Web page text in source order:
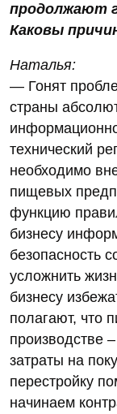
продолжают
Каковы
Наталья:
— Гонят
страны
технический
необходимо
пищевых
функцию
бизнесу
безопасность
усложнить
бизнесу
полагают, что
производстве
затраты на
перестройку
начинаем